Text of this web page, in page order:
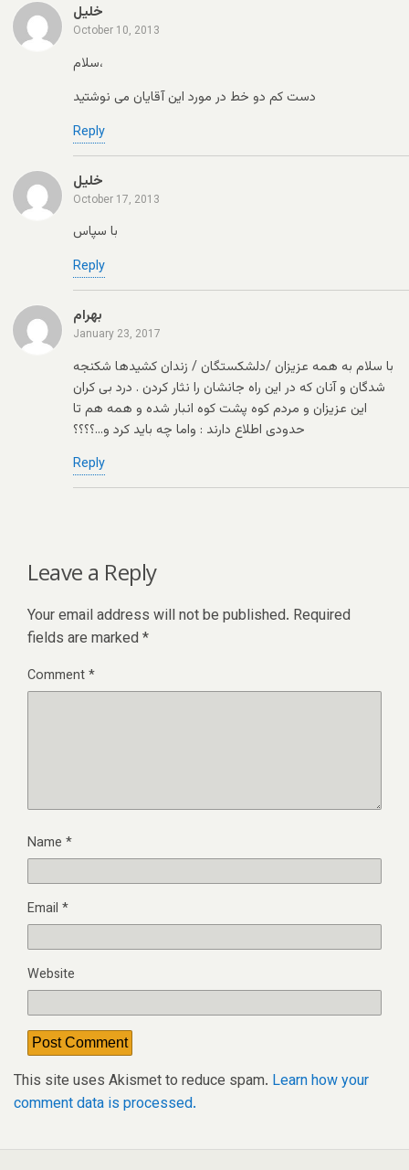
خلیل
October 10, 2013
سلام،
دست کم دو خط در مورد این آقایان می نوشتید
Reply
خلیل
October 17, 2013
با سپاس
Reply
بهرام
January 23, 2017
با سلام به همه عزیزان /دلشکستگان / زندان کشیدها شکنجه
شدگان و آنان که در این راه جانشان را نثار کردن . درد بی کران
این عزیزان و مردم کوه پشت کوه انبار شده و همه هم تا
حدودی اطلاع دارند : واما چه باید کرد و…؟؟؟؟
Reply
Leave a Reply
Your email address will not be published. Required
fields are marked *
Comment*
Name *
Email *
Website
This site uses Akismet to reduce spam. Learn how your
comment data is processed.